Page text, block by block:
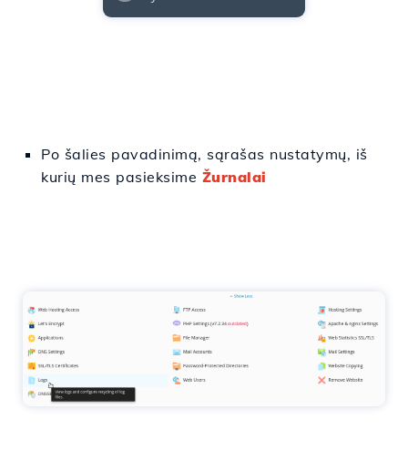
Po šalies pavadinimą, sąrašas nustatymų, iš
kurių mes pasieksime Žurnalai